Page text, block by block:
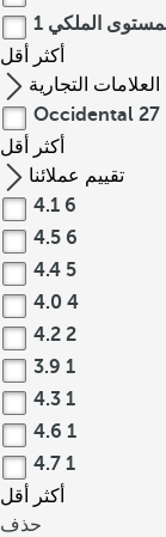
الملكي 1
أكثر
أقل
العلامات التجارية
Occidental 27
أكثر
أقل
تقييم عملائنا
4.1 6
4.5 6
4.4 5
4.0 4
4.2 2
3.9 1
4.3 1
4.6 1
4.7 1
أكثر
أقل
حذف